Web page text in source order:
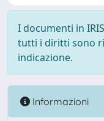
I documenti in
tutti i diritti sono
indicazione.
Informazioni